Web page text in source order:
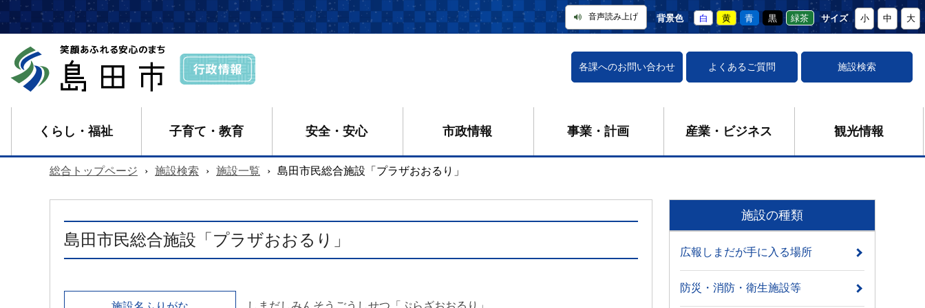
音声読み上げ 背景色 白 黄 青 黒 緑茶 サイズ 小 中 大
各課へのお問い合わせ よくあるご質問 施設検索
くらし・福祉 子育て・教育 安全・安心 市政情報 事業・計画 産業・ビジネス 観光情報
総合トップページ › 施設検索 › 施設一覧 › 島田市民総合施設「プラザおおるり」
島田市民総合施設「プラザおおるり」
施設の種類
広報しまだが手に入る場所
防災・消防・衛生施設等